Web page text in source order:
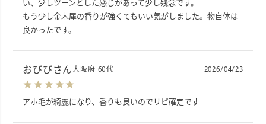
い、少しツーンとした感じがあって少し残念です。
もう少し金木犀の香りが強くてもいい気がしました。物自体は
良かったです。
おぴぴ 大阪府 60代 2026/04/23
アホ毛が綺麗になり、香りも良いのでリピ確定です